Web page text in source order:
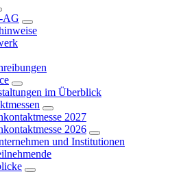
AG
im Überblick
2027
2026
und Institutionen